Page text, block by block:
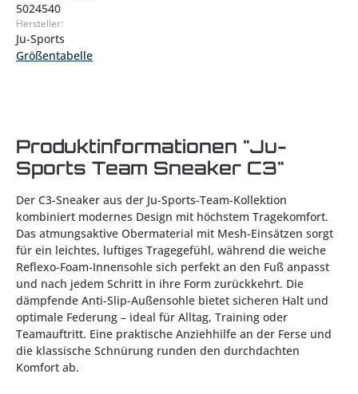
5024540
Hersteller:
Ju-Sports
Größentabelle
Produktinformationen "Ju-
Sports Team Sneaker C3"
Der C3-Sneaker aus der Ju-Sports-Team-Kollektion
kombiniert modernes Design mit höchstem Tragekomfort.
Das atmungsaktive Obermaterial mit Mesh-Einsätzen sorgt
für ein leichtes, luftiges Tragegefühl, während die weiche
Reflexo-Foam-Innensohle sich perfekt an den Fuß anpasst
und nach jedem Schritt in ihre Form zurückkehrt. Die
dämpfende Anti-Slip-Außensohle bietet sicheren Halt und
optimale Federung – ideal für Alltag, Training oder
Teamauftritt. Eine praktische Anziehhilfe an der Ferse und
die klassische Schnürung runden den durchdachten
Komfort ab.